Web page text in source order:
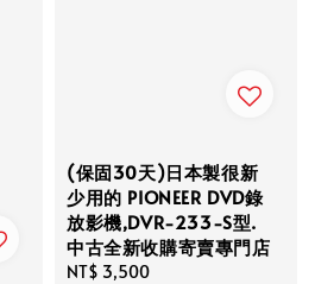
(保固30天)日本製很新
少用的 PIONEER DVD錄
放影機,DVR-233-S型.
中古全新收購寄賣專門店
Regular
NT$ 3,500